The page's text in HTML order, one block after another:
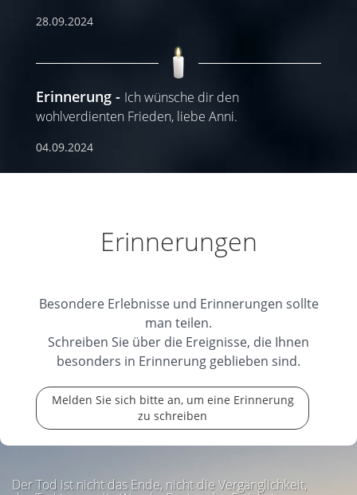
28.09.2024
Erinnerung
Ich wünsche dir den
wohlverdienten Frieden, liebe Anni.
04.09.2024
Erinnerungen
Besondere Erlebnisse und Erinnerungen sollte
man teilen.
Schreiben Sie über die Ereignisse, die Ihnen
besonders in Erinnerung geblieben sind.
Melden Sie sich bitte an, um eine Erinnerung
zu schreiben
Der Tod ist nicht das Ende, nicht die Vergänglichkeit,